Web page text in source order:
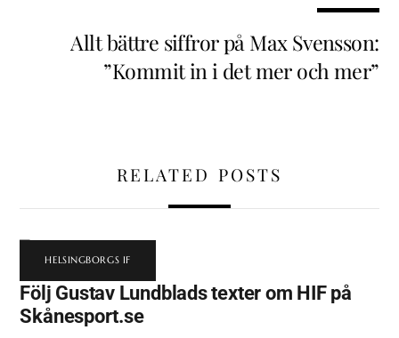
Allt bättre siffror på Max Svensson:
”Kommit in i det mer och mer”
RELATED POSTS
HELSINGBORGS IF
Följ Gustav Lundblads texter om HIF på
Skånesport.se